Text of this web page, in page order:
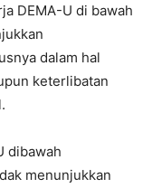
DEMA-U di bawah
dalam hal
keterlibatan
dibawah
menunjukkan